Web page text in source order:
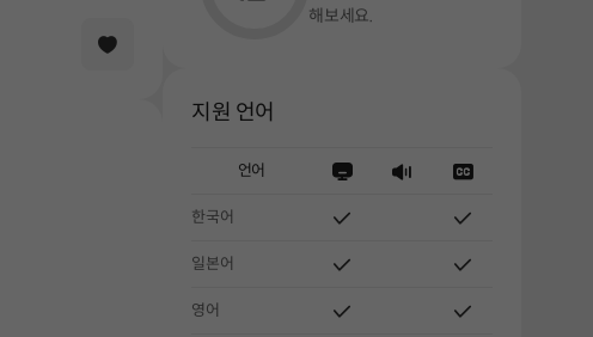
해보세요.
지원 언어
언어
한국어
일본어
영어